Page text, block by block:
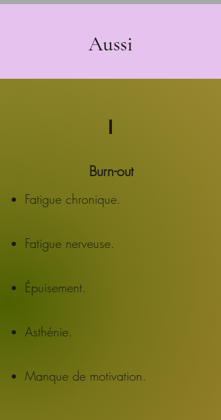
Aussi
I
Burn-out
Fatigue chronique.
Fatigue nerveuse.
Épuisement.
Asthénie.
Manque de motivation.